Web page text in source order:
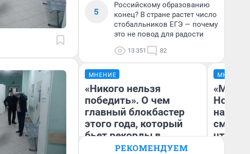
5
Российскому образованию
конец? В стране растет число
стобалльников ЕГЭ — почему
это не повод для радости
13 351 82
МНЕНИЕ
«Никого нельзя
победить». О чем
главный блокбастер
этого года, который
бьет рекорды в
прокате: честный
МНЕНИЕ
«Мы
чтобы
РЕКОМЕНДУЕМ